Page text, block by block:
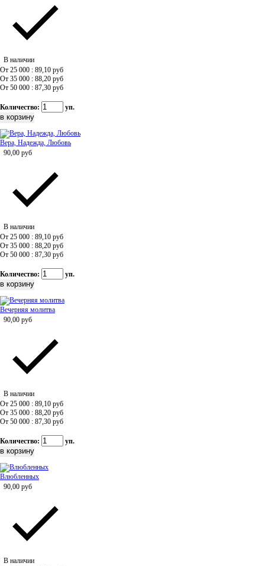
В наличии
От 25 000 : 89,10 руб
От 35 000 : 88,20 руб
От 50 000 : 87,30 руб
Количество: уп.
Вера, Надежда, Любовь
90,00 руб
В наличии
От 25 000 : 89,10 руб
От 35 000 : 88,20 руб
От 50 000 : 87,30 руб
Количество: уп.
Вечерняя молитва
90,00 руб
В наличии
От 25 000 : 89,10 руб
От 35 000 : 88,20 руб
От 50 000 : 87,30 руб
Количество: уп.
Влюбленных
90,00 руб
В наличии